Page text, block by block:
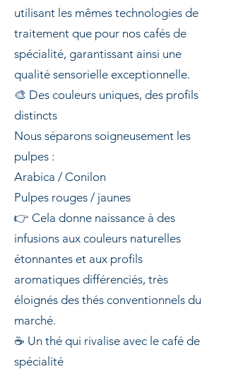
utilisant les mêmes technologies de
traitement que pour nos cafés de
spécialité, garantissant ainsi une
qualité sensorielle exceptionnelle.
🎨 Des couleurs uniques, des profils
distincts
Nous séparons soigneusement les
pulpes :
Arabica / Conilon
Pulpes rouges / jaunes
👉 Cela donne naissance à des
infusions aux couleurs naturelles
étonnantes et aux profils
aromatiques différenciés, très
éloignés des thés conventionnels du
marché.
☕ Un thé qui rivalise avec le café de
spécialité